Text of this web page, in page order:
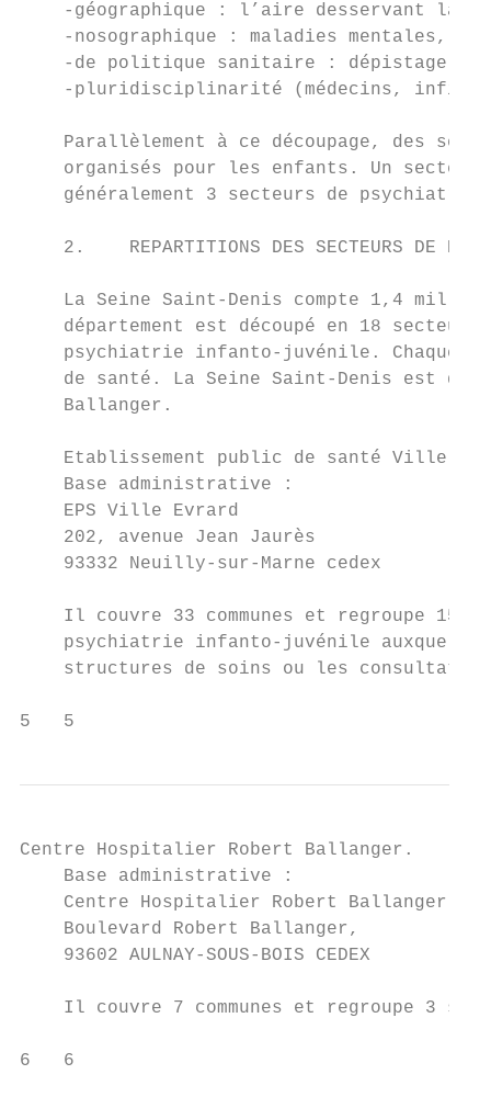
-géographique : l’aire desservant la
-nosographique : maladies mentales,
-de politique sanitaire : dépistage
-pluridisciplinarité (médecins,
Parallèlement à ce découpage, des
organisés pour les enfants. Un
généralement 3 secteurs de psychiatrie
2.    REPARTITIONS DES SECTEURS DE
La Seine Saint-Denis compte 1,4
département est découpé en 18
psychiatrie infanto-juvénile. Chaque
de santé. La Seine Saint-Denis est
    Ballanger.
Etablissement public de santé Ville
    Base administrative :
    EPS Ville Evrard
    202, avenue Jean Jaurès
    93332 Neuilly-sur-Marne cedex
Il couvre 33 communes et regroupe 15
psychiatrie infanto-juvénile auxquels
structures de soins ou les
5   5
Centre Hospitalier Robert Ballanger.
    Base administrative :
    Centre Hospitalier Robert Ballanger
    Boulevard Robert Ballanger,
    93602 AULNAY-SOUS-BOIS CEDEX
Il couvre 7 communes et regroupe 3
6   6